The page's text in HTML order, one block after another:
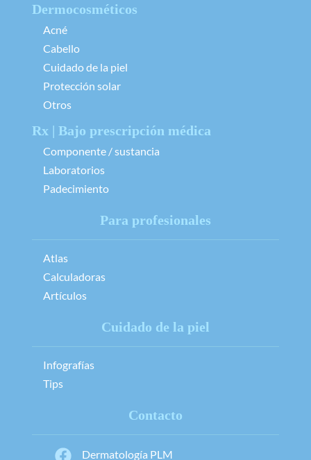
Dermocosméticos
Acné
Cabello
Cuidado de la piel
Protección solar
Otros
Rx | Bajo prescripción médica
Componente / sustancia
Laboratorios
Padecimiento
Para profesionales
Atlas
Calculadoras
Artículos
Cuidado de la piel
Infografías
Tips
Contacto
Dermatología PLM